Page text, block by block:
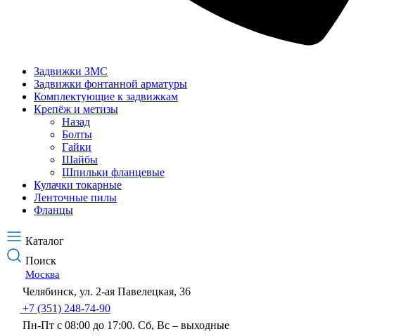
Задвижки ЗМС
Задвижки фонтанной арматуры
Комплектующие к задвижкам
Крепёж и метизы
Назад
Болты
Гайки
Шайбы
Шпильки фланцевые
Кулачки токарные
Ленточные пилы
Фланцы
Каталог
Поиск
Москва
Челябинск, ул. 2-ая Павелецкая, 36
+7 (351) 248-74-90
Пн-Пт с 08:00 до 17:00. Сб, Вс – выходные